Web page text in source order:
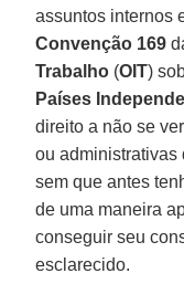
assuntos internos
Convenção 169
Trabalho (OIT)
Países
direito a não se
ou administrativas
sem que antes
de uma maneira
conseguir seu
esclarecido.